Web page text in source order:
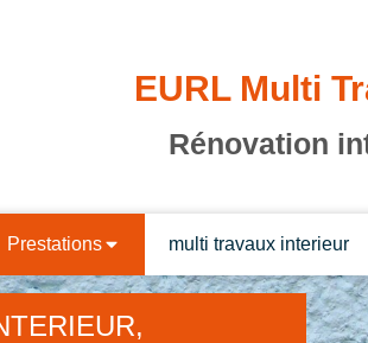
EURL Multi
Rénovation
Prestations multi travaux interieur